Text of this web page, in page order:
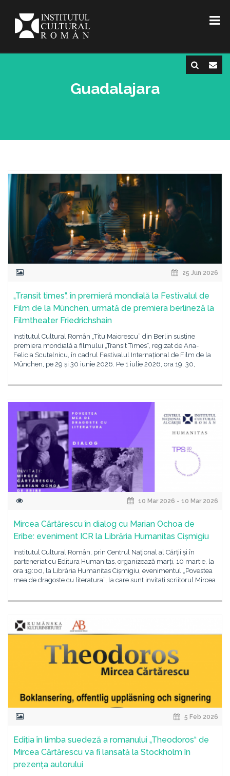
Guadalajara
25 Jun 2026
„Transit times”, în premieră mondială la Festivalul de
Film de la München, urmată de premiera berlineză la
Filmtheater Friedrichshain
Institutul Cultural Român „Titu Maiorescu” din Berlin susține
premiera mondială a filmului „Transit Times”, regizat de Ana-
Felicia Scutelnicu, în cadrul Festivalul Internațional de Film de la
München, pe 29 și 30 iunie 2026. Pe 1 iulie 2026, ora 19. 30,
10 Mar 2026 - 10 Mar 2026
Mircea Cărtărescu în dialog cu Marian Ochoa de
Eribe: eveniment ICR la Librăria Humanitas Cișmigiu
Institutul Cultural Român, prin Centrul Național al Cărții și în
parteneriat cu Editura Humanitas, organizează marți, 10 martie, la
ora 19:00, la Librăria Humanitas Cișmigiu, evenimentul „Povestea
mea de dragoste cu literatura”, la care sunt invitați scriitorul Mircea
5 Feb 2026
Ediția în limba suedeză a romanului „Theodoros“ de
Mircea Cărtărescu va fi lansată la Stockholm în
prezența autorului